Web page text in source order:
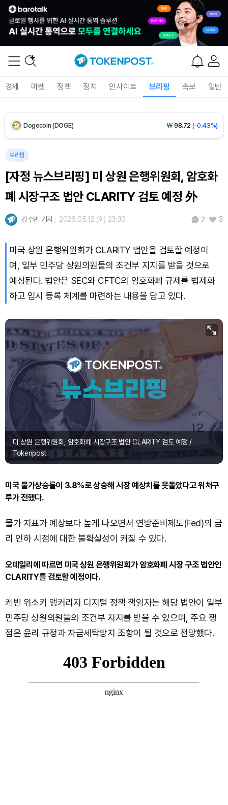
경제 마켓 정책 정치 인사이트 브리핑 속보 일반
Solana (SOL) ₩ 103,448(-1.18%)
Bitcoin (BTC) 91,594,942(-0.32%)
브리핑
[자정 뉴스브리핑] 미 상원 은행위원회, 암호화
폐 시장구조 법안 CLARITY 검토 예정 外
강수빈 기자 2026.05.12 (화) 23:30 2 3
미국 상원 은행위원회가 CLARITY 법안을 검토할 예정이
며, 일부 민주당 상원의원들의 조건부 지지를 받을 것으로
예상된다. 법안은 SEC와 CFTC의 암호화폐 규제를 법제화
하고 임시 등록 체계를 마련하는 내용을 담고 있다.
미 상원 은행위원회, 암호화폐 시장구조 법안 CLARITY 검토 예정 /
Tokenpost
미국 물가상승률이 3.8%로 상승해 시장 예상치를 웃돌았다고 워처구
루가 전했다.
물가 지표가 예상보다 높게 나오면서 연방준비제도(Fed)의 금
리 인하 시점에 대한 불확실성이 커질 수 있다.
오데일리에 따르면 미국 상원 은행위원회가 암호화폐 시장 구조 법안인
CLARITY를 검토할 예정이다.
케빈 위소키 앵커리지 디지털 정책 책임자는 해당 법안이 일부
민주당 상원의원들의 조건부 지지를 받을 수 있으며, 주요 쟁
점은 윤리 규정과 자금세탁방지 조항이 될 것으로 전망했다.